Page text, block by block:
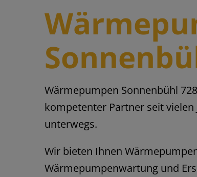
Wärmepumpen Sonnenbühl
kompetenter Partner seit vielen
unterwegs.
Wir bieten Ihnen
Wärmepumpenwartung und